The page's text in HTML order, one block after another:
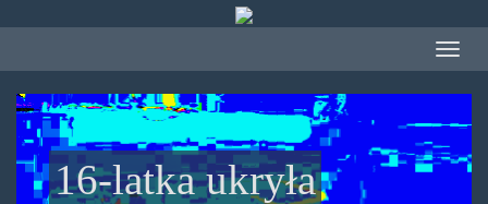
treści
Toggle
16-latka ukryła